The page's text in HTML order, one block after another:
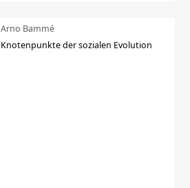
Arno Bammé
Knotenpunkte der sozialen Evolution